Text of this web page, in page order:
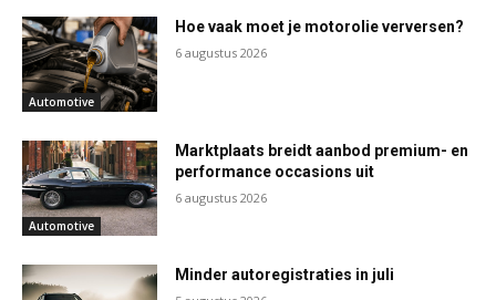
Automotive
Hoe vaak moet je motorolie verversen?
6 augustus 2026
Automotive
Marktplaats breidt aanbod premium- en
performance occasions uit
6 augustus 2026
Minder autoregistraties in juli